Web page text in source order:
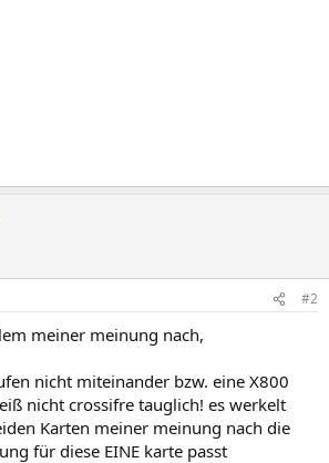
#2
meiner meinung nach,
nicht miteinander bzw. eine X800
nicht crossifre tauglich! es werkelt
Karten meiner meinung nach die
für diese EINE karte passt